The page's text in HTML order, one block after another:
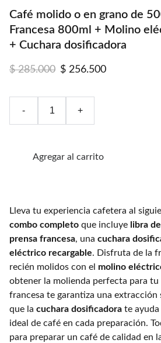
Café molido o en grano de
Francesa 800ml + Molino
+ Cuchara dosificadora
$ 285.000 $ 256.500
- +
Agregar al carrito
Lleva tu experiencia cafetera al
combo completo que incluye libra
prensa francesa, una cuchara
eléctrico recargable. Disfruta de la
recién molidos con el molino
obtener la molienda perfecta para tu
francesa te garantiza una extracción
que la cuchara dosificadora te
ideal de café en cada preparación.
para preparar un café de calidad en